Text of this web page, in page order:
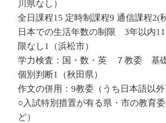
川県なし）
全日課程15 定時制課程9 通信課程2(
日本での生活年数の制限 3年以
限なし1（浜松市）
学力検査：国・数・英 ７教委 基
個別判断1（秋田県）
作文の併用：9教委（うち日本語以
○入試特別措置が有る県・市の教育
ど）